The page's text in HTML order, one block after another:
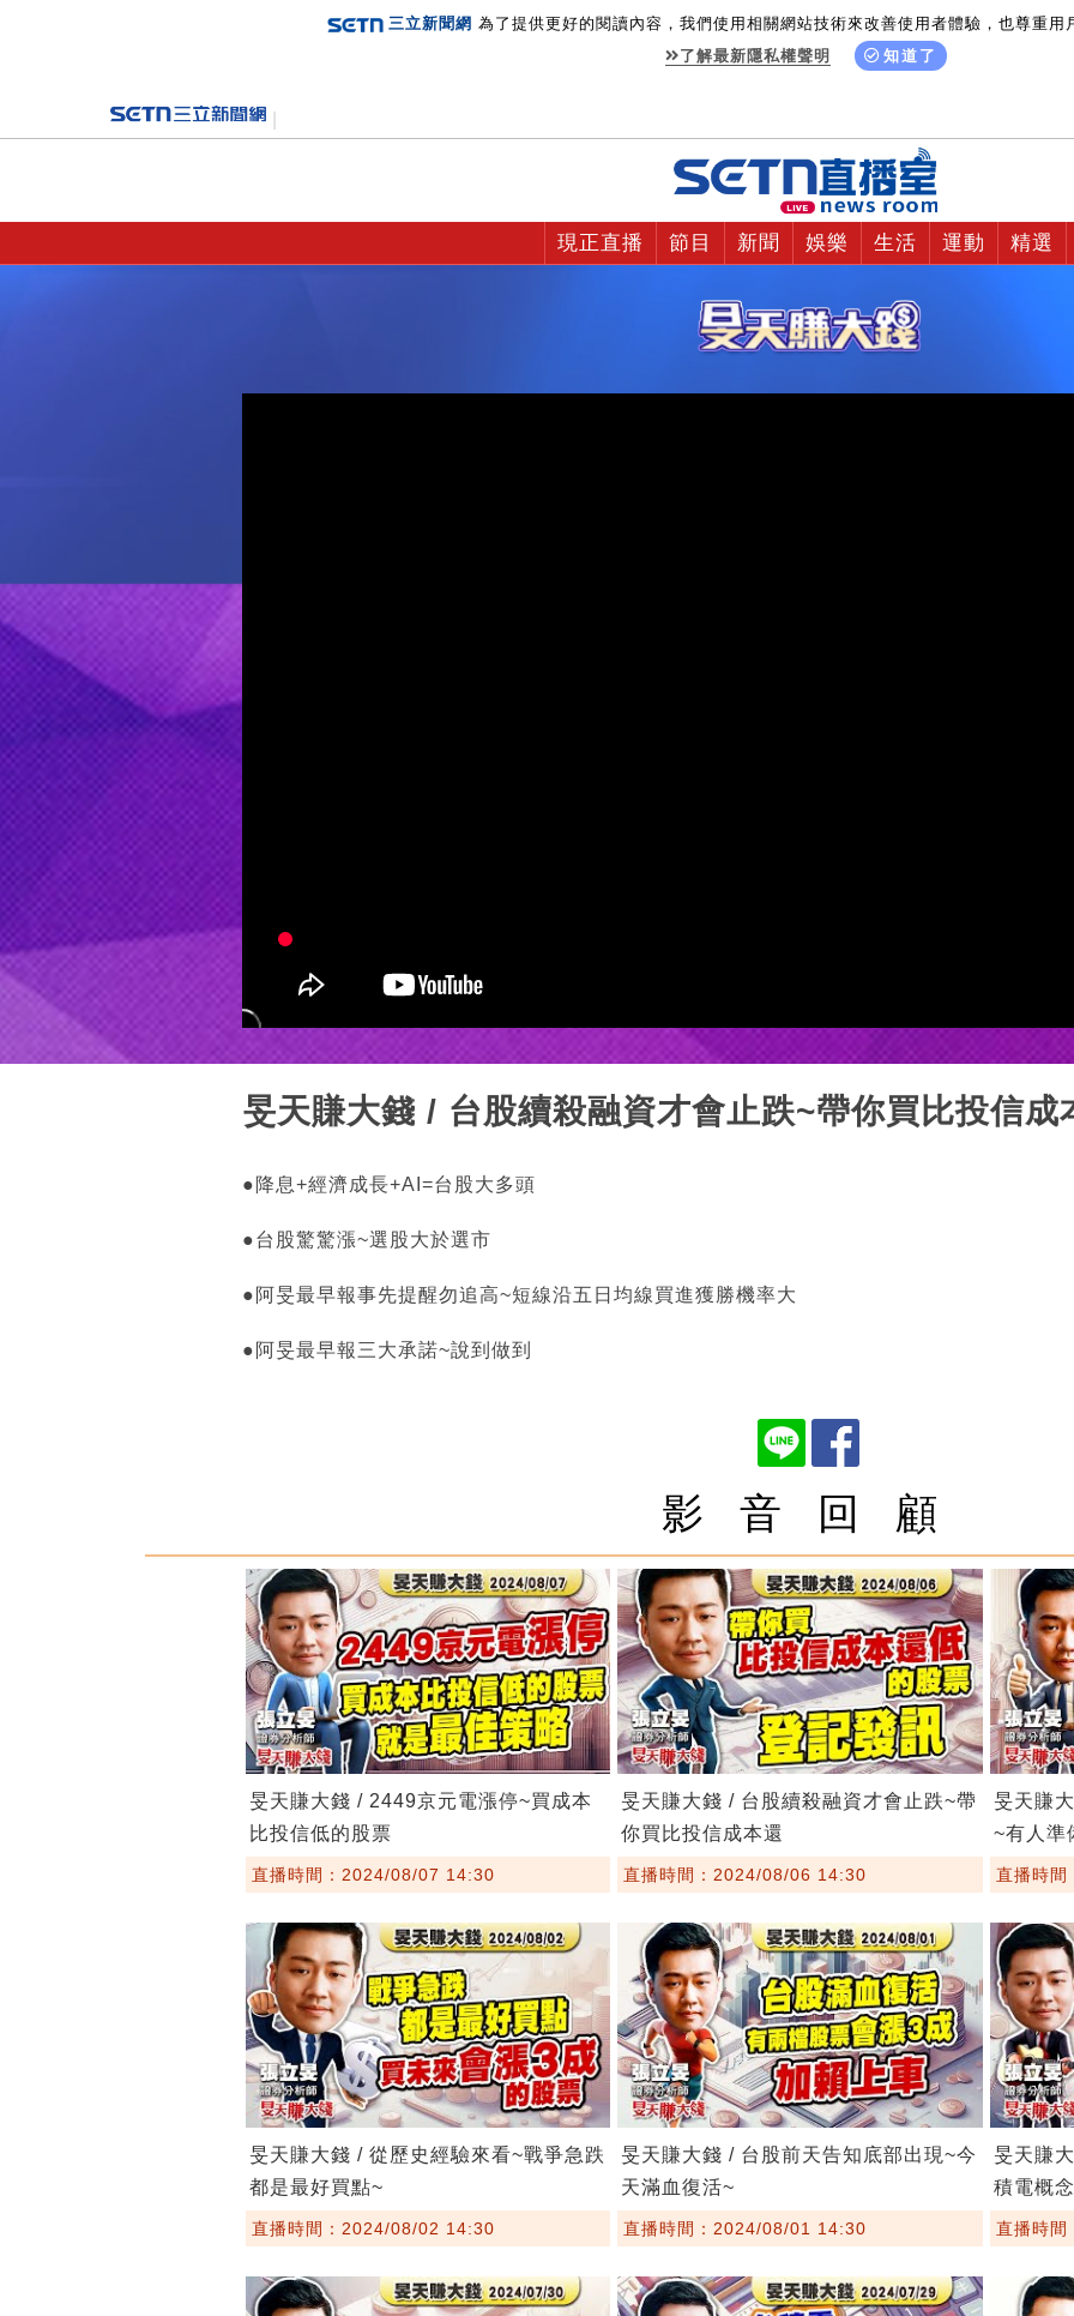
三立新聞網 為了提供更好的閱讀內容，我們使用相關網站技術來改善使用者體驗，也尊重用
了解最新隱私權聲明
知道了
現正直播 節目 新聞 娛樂 生活 運動 精選
旻天賺大錢 / 台股續殺融資才會止跌~帶你買比投信成
●降息+經濟成長+AI=台股大多頭
●台股驚驚漲~選股大於選市
●阿旻最早報事先提醒勿追高~短線沿五日均線買進獲勝機率大
●阿旻最早報三大承諾~說到做到
影 音 回 顧
旻天賺大錢 / 2449京元電漲停~買成本
比投信低的股票
直播時間：2024/08/07 14:30
旻天賺大錢 / 台股續殺融資才會止跌~帶
你買比投信成本還
直播時間：2024/08/06 14:30
旻天賺
~有人準
直播時
旻天賺大錢 / 從歷史經驗來看~戰爭急跌
都是最好買點~
直播時間：2024/08/02 14:30
旻天賺大錢 / 台股前天告知底部出現~今
天滿血復活~
直播時間：2024/08/01 14:30
旻天賺
積電概
直播時